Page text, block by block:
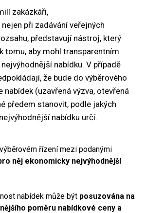
zakázkáři,
při zadávání veřejných
představují nástroj, který
tomu, aby mohl transparentním
nabídku. V případě
že bude do výběrového
nabídek (uzavřená výzva, otevřená
předem stanovit, podle jakých
nabídku určí.
řízení mezi podanými
něj ekonomicky nejvýhodnější
nabídek může být posuzována na
poměru nabídkové ceny a